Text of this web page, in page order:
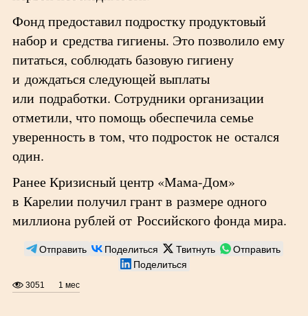
Фонд предоставил подростку продуктовый
набор и средства гигиены. Это позволило ему
питаться, соблюдать базовую гигиену
и дождаться следующей выплаты
или подработки. Сотрудники организации
отметили, что помощь обеспечила семье
уверенность в том, что подросток не остался
один.
Ранее Кризисный центр «Мама-Дом»
в Карелии получил грант в размере одного
миллиона рублей от Российского фонда мира.
Отправить Поделиться Твитнуть
Отправить
Поделиться
3051 1 мес